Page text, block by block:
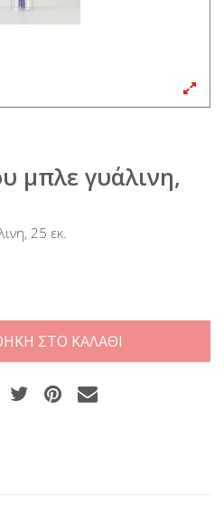
μπλε γυάλινη,
25 εκ.
ΣΤΟ ΚΑΛΆΘΙ